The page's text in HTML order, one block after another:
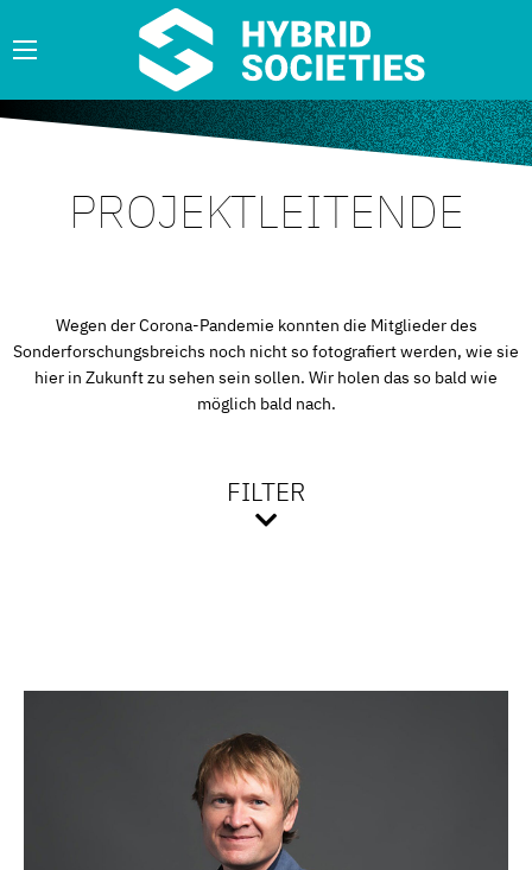
PROJEKTLEITENDE
Wegen der Corona-Pandemie konnten die Mitglieder des
Sonderforschungsbreichs noch nicht so fotografiert werden, wie sie
hier in Zukunft zu sehen sein sollen. Wir holen das so bald wie
möglich bald nach.
FILTER